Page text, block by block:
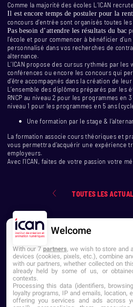
Comme la majorité des écoles L’ICAN
Il est encore temps de postuler pour la
concours d’entrée sont organisés toutes
Pas besoin d’attendre les résultats du bac
l’école et pour commencer à bénéficier
personnalisé dans vos recherches de
alternance.
L’ICAN propose des cursus rythmés par
conférences ou encore les concours qui
d’être accompagnés dans la création de
L’ensemble des diplômes préparés par les
RNCP au niveau 2 pour les programmes en
niveau 1 pour les programmes en 5 ans
Une formation par le stage &
La formation associe cours théoriques et
vous permettra d’acquérir une expérience
employeurs.
Avec l’ICAN, faites de votre passion votre
TOUTES LES
NOUS CONTACTER
Établissement d'Enseignement
Welcome
With our 7 partners, we wish to store and
devices (cookies, pixels, etc.), combine
with our partners, whether collected on
already held by some of us, or
contexts.
Processing this data (identifiers,
loyalty programs, IP and emails, location,
offering you services and ads across